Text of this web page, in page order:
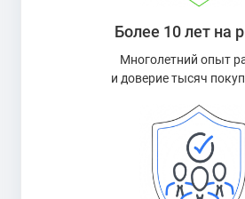
Более 10 лет на
Многолетний опыт
и доверие тысяч